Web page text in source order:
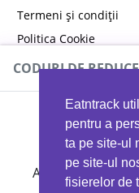
Eatntrack
pentru a
ta pe site-ul
pe site-ul
fisierelor de
Termeni și condiții
Politica Cookie
Politica de
CODURI DE
Ai 40%reducere